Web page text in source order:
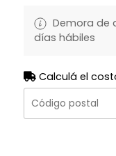
Demora de
días hábiles
Calculá el